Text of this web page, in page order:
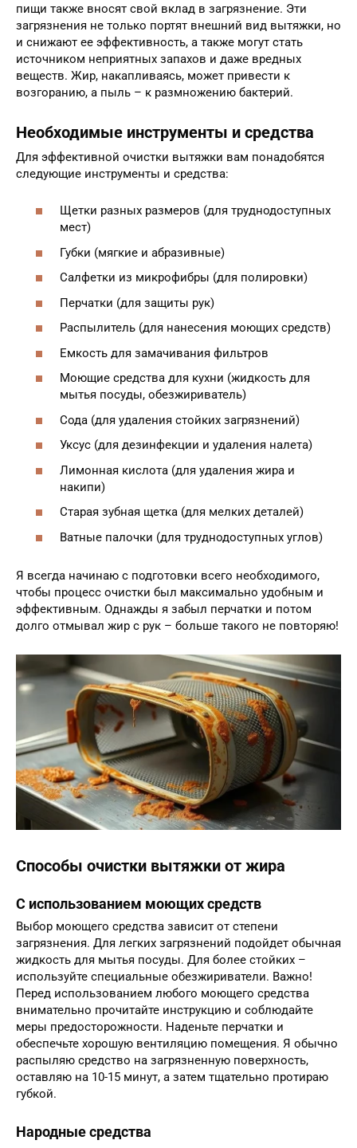
пищи также вносят свой вклад в загрязнение. Эти
загрязнения не только портят внешний вид вытяжки, но
и снижают ее эффективность, а также могут стать
источником неприятных запахов и даже вредных
веществ. Жир, накапливаясь, может привести к
возгоранию, а пыль – к размножению бактерий.
Необходимые инструменты и средства
Для эффективной очистки вытяжки вам понадобятся
следующие инструменты и средства:
Щетки разных размеров (для труднодоступных
мест)
Губки (мягкие и абразивные)
Салфетки из микрофибры (для полировки)
Перчатки (для защиты рук)
Распылитель (для нанесения моющих средств)
Емкость для замачивания фильтров
Моющие средства для кухни (жидкость для
мытья посуды, обезжириватель)
Сода (для удаления стойких загрязнений)
Уксус (для дезинфекции и удаления налета)
Лимонная кислота (для удаления жира и
накипи)
Старая зубная щетка (для мелких деталей)
Ватные палочки (для труднодоступных углов)
Я всегда начинаю с подготовки всего необходимого,
чтобы процесс очистки был максимально удобным и
эффективным. Однажды я забыл перчатки и потом
долго отмывал жир с рук – больше такого не повторяю!
Способы очистки вытяжки от жира
С использованием моющих средств
Выбор моющего средства зависит от степени
загрязнения. Для легких загрязнений подойдет обычная
жидкость для мытья посуды. Для более стойких –
используйте специальные обезжириватели. Важно!
Перед использованием любого моющего средства
внимательно прочитайте инструкцию и соблюдайте
меры предосторожности. Наденьте перчатки и
обеспечьте хорошую вентиляцию помещения. Я обычно
распыляю средство на загрязненную поверхность,
оставляю на 10-15 минут, а затем тщательно протираю
губкой.
Народные средства